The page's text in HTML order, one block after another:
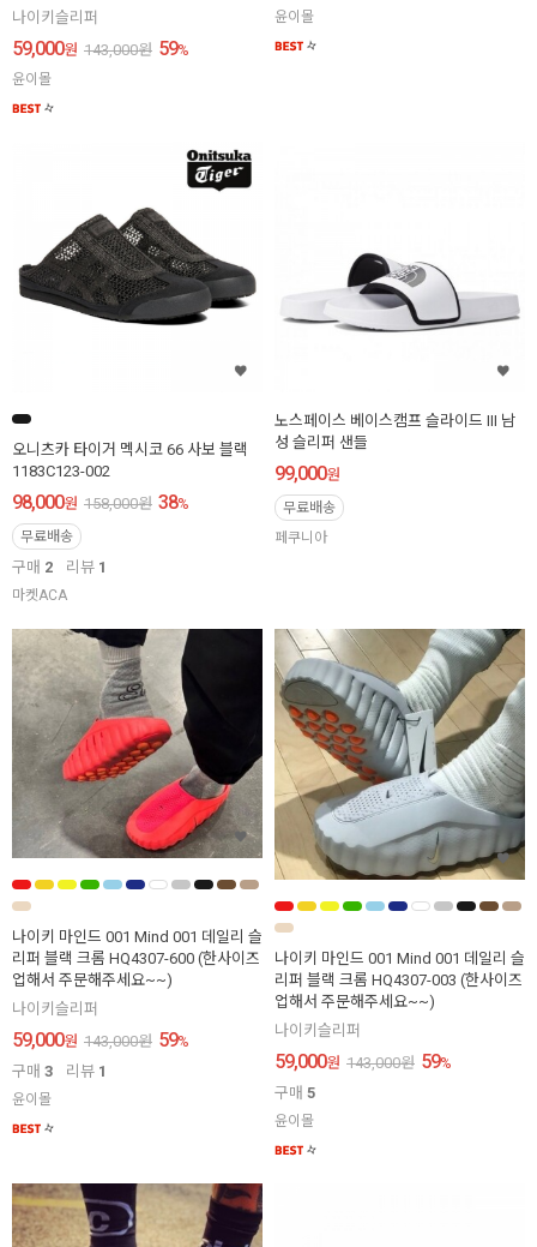
나이키슬리퍼
59,000원 143,000원 59%
윤이몰
윤이몰
오니츠카 타이거 멕시코 66 사보 블랙
1183C123-002
98,000원 158,000원 38%
무료배송
구매 2 리뷰 1
마켓ACA
노스페이스 베이스캠프 슬라이드 III 남
성 슬리퍼 샌들
99,000원
무료배송
페쿠니아
나이키 마인드 001 Mind 001 데일리 슬
리퍼 블랙 크롬 HQ4307-600 (한사이즈
업해서 주문해주세요~~)
나이키슬리퍼
59,000원 143,000원 59%
구매 3 리뷰 1
윤이몰
나이키 마인드 001 Mind 001 데일리 슬
리퍼 블랙 크롬 HQ4307-003 (한사이즈
업해서 주문해주세요~~)
나이키슬리퍼
59,000원 143,000원 59%
구매 5
윤이몰